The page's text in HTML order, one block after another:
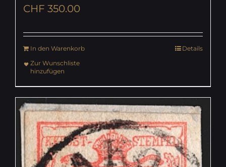
CHF 350.00
In den Warenkorb
Details
Zur Wunschliste
hinzufügen